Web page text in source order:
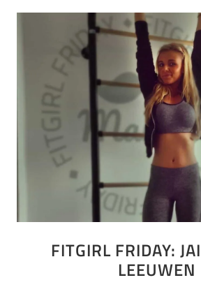
FITGIRL FRIDAY:
LEEUWEN